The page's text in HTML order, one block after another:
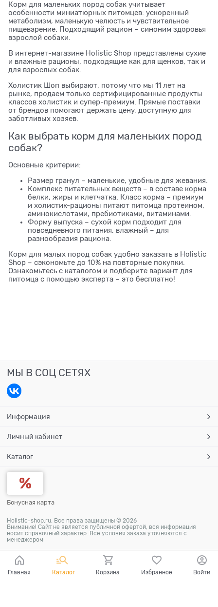
Корм для маленьких пород собак учитывает
особенности миниатюрных питомцев: ускоренный
метаболизм, маленькую челюсть и чувствительное
пищеварение. Подходящий рацион – синоним здоровья
взрослой собаки.
В интернет-магазине Holistic Shop представлены сухие
и влажные рационы, подходящие как для щенков, так и
для взрослых собак.
Холистик Шоп выбирают, потому что мы 11 лет на
рынке, продаем только сертифицированные продукты
классов холистик и супер-премиум. Прямые поставки
от брендов помогают держать цену, доступную для
заботливых хозяев.
Как выбрать корм для маленьких пород
собак?
Основные критерии:
Размер гранул – маленькие, удобные для жевания.
Комплекс питательных веществ – в составе корма
белки, жиры и клетчатка. Класс корма – премиум
и холистик-рационы питают питомца протеином,
аминокислотами, пребиотиками, витаминами.
Форму выпуска – сухой корм подходит для
повседневного питания, влажный – для
разнообразия рациона.
Корм для малых пород собак удобно заказать в Holistic
Shop – сэкономьте до 10% на повторные покупки.
Ознакомьтесь с каталогом и подберите вариант для
питомца с помощью эксперта – это бесплатно!
МЫ В СОЦ СЕТЯХ
Информация
Личный кабинет
Каталог
Бонусная карта
Holistic-shop.ru. Все права защищены © 2026
Внимание! Сайт не является публичной офертой, вся информация
носит справочный характер. Все условия заказа уточняются с
менеджером
Главная Каталог Корзина Избранное Войти